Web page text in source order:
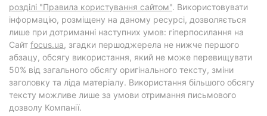
розділі "Правила користування сайтом". Використовувати
інформацію, розміщену на даному ресурсі, дозволяється
лише при дотриманні наступних умов: гіперпосилання на
Cайт focus.ua, згадки першоджерела не нижче першого
абзацу, обсягу використання, який не може перевищувати
50% від загального обсягу оригінального тексту, зміни
заголовку та ліда матеріалу. Використання більшого обсягу
тексту можливе лише за умови отримання письмового
дозволу Компанії.